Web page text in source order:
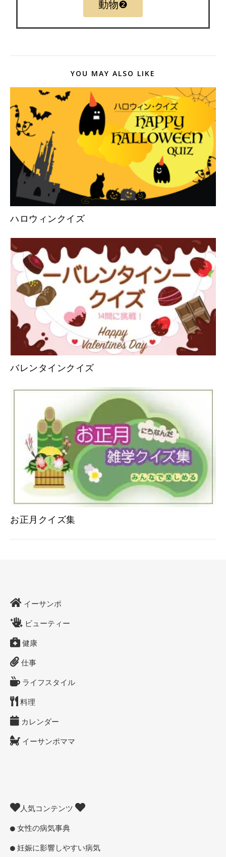
動物❷
YOU MAY ALSO LIKE
ハロウィンクイズ
バレンタインクイズ
お正月クイズ集
イーサンポ
ビューティー
健康
仕事
ライフスタイル
料理
カレンダー
イーサンポママ
人気コンテンツ
女性の病気事典
妊娠に影響しやすい病気